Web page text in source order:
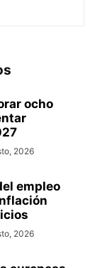
ocho
2026
empleo
2026